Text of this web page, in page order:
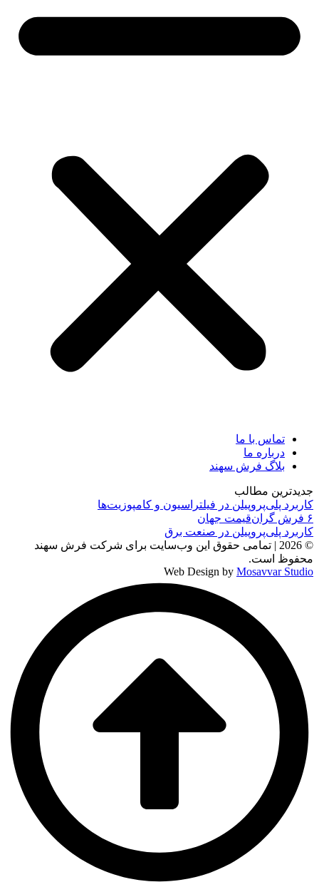
تماس با ما
درباره ما
بلاگ فرش سهند
جدیدترین مطالب
کاربرد پلی‌پروپیلن در فیلتراسیون و کامپوزیت‌ها
۶ فرش گران‌قیمت جهان
کاربرد پلی‌پروپیلن در صنعت برق
© 2026 | تمامی حقوق این وب‌سایت برای شرکت فرش سهند
محفوظ است.
Web Design by Mosavvar Studio